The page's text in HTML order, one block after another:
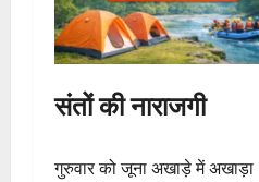
संतों की नाराजगी
गुरुवार को जूना अखाड़े में अखाड़ा